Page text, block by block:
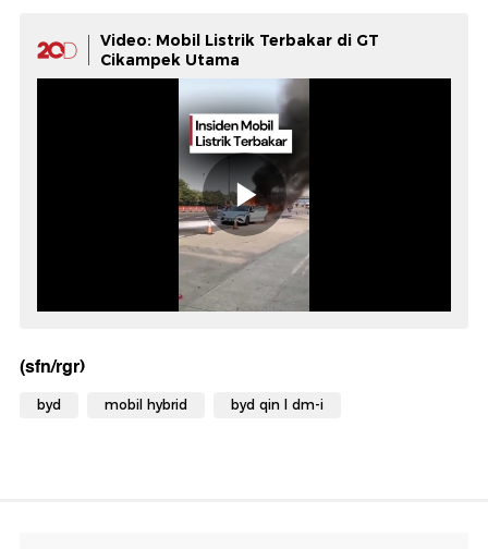
Video: Mobil Listrik Terbakar di GT
Cikampek Utama
(sfn/rgr)
byd mobil hybrid byd qin l dm-i